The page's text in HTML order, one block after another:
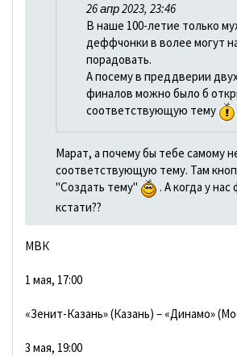
26 апр 2023, 23:46
В наше 100-летие только
деффчонки в волее могут
порадовать.
А посему в преддверии
финалов можно было б
соответствующую тему
Марат, а почему бы тебе самому
соответствующую тему. Там
"Создать тему"
. А когда у
кстати??
МВК
1 мая, 17:00
«Зенит-Казань» (Казань) – «Динамо»
3 мая, 19:00